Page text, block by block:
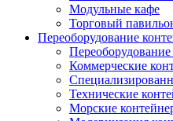
Модульные кафе
Торговый
Переоборудование
Коммерческие
Технические
Морские